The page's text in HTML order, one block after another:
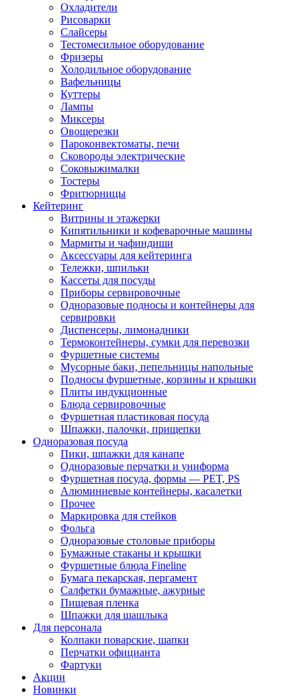
Охладители
Рисоварки
Слайсеры
Тестомесильное оборудование
Фризеры
Холодильное оборудование
Вафельницы
Куттеры
Лампы
Миксеры
Овощерезки
Пароконвектоматы, печи
Сковороды электрические
Соковыжималки
Тостеры
Фритюрницы
Кейтеринг
Витрины и этажерки
Кипятильники и кофеварочные машины
Мармиты и чафиндиши
Аксессуары для кейтеринга
Тележки, шпильки
Кассеты для посуды
Приборы сервировочные
Одноразовые подносы и контейнеры для
сервировки
Диспенсеры, лимонадники
Термоконтейнеры, сумки для перевозки
Фуршетные системы
Мусорные баки, пепельницы напольные
Подносы фуршетные, корзины и крышки
Плиты индукционные
Блюда сервировочные
Фуршетная пластиковая посуда
Шпажки, палочки, прищепки
Одноразовая посуда
Пики, шпажки для канапе
Одноразовые перчатки и униформа
Фуршетная посуда, формы — PET, PS
Алюминиевые контейнеры, касалетки
Прочее
Маркировка для стейков
Фольга
Одноразовые столовые приборы
Бумажные стаканы и крышки
Фуршетные блюда Fineline
Бумага пекарская, пергамент
Салфетки бумажные, ажурные
Пищевая пленка
Шпажки для шашлыка
Для персонала
Колпаки поварские, шапки
Перчатки официанта
Фартуки
Акции
Новинки